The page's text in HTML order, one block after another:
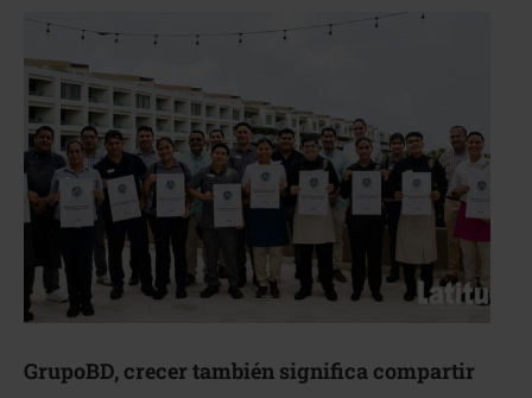
GrupoBD, crecer también significa compartir